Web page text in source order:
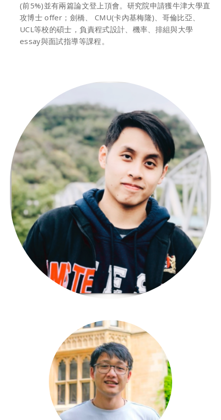
(前5%)並有兩篇論文登上頂會。研究院申請獲牛津大學直
攻博士 offer；劍橋、 CMU(卡內基梅隆)、哥倫比亞、
UCL等校的碩士，負責程式設計、機率、排組與大學
essay與面試指導等課程。